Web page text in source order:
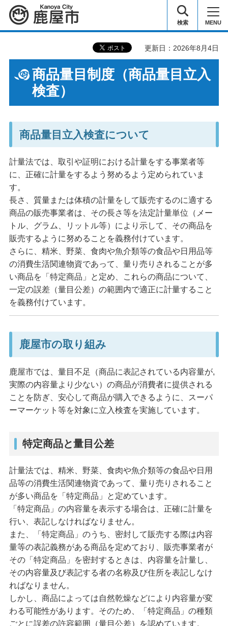
鹿屋市 検索 MENU
更新日：2026年8月4日
商品量目制度（商品量目立入
検査）
商品量目立入検査について
計量法では、取引や証明における計量をする事業者等
に、正確に計量をするよう努めるよう定められていま
す。
長さ、質量または体積の計量をして販売するのに適する
商品の販売事業者は、その長さ等を法定計量単位（メー
トル、グラム、リットル等）により示して、その商品を
販売するように努めることを義務付けています。
さらに、精米、野菜、食肉や魚介類等の食品や日用品等
の消費生活関連物資であって、量り売りされることが多
い商品を「特定商品」と定め、これらの商品について、
一定の誤差（量目公差）の範囲内で適正に計量すること
を義務付けています。
鹿屋市の取り組み
鹿屋市では、量目不足（商品に表記されている内容量が,
実際の内容量より少ない）の商品が消費者に提供される
ことを防ぎ、安心して商品が購入できるように、スーパ
ーマーケット等を対象に立入検査を実施しています。
特定商品と量目公差
計量法では、精米、野菜、食肉や魚介類等の食品や日用
品等の消費生活関連物資であって、量り売りされること
が多い商品を「特定商品」と定めています。
「特定商品」の内容量を表示する場合は、正確に計量を
行い、表記しなければなりません。
また、「特定商品」のうち、密封して販売する際は内容
量等の表記義務がある商品を定めており、販売事業者が
その「特定商品」を密封するときは、内容量を計量し、
その内容量及び表記する者の名称及び住所を表記しなけ
ればなりません。
しかし、商品によっては自然乾燥などにより内容量が変
わる可能性があります。そのため、「特定商品」の種類
ごとに誤差の許容範囲（量目公差）を認めています。